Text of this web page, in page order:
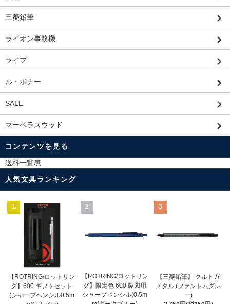
三菱鉛筆
ライオン事務機
ライフ
ル・ボナー
SALE
マーベラスウッド
コンテンツを見る
送料一覧表
人気文具ランキング
1
【ROTRING/ロットリン
グ】600 ギフトセット
(シャープペンシル0.5m
2
【ROTRING/ロットリン
グ】限定色 600 製図用
シャープペンシル(0.5m
3
【三菱鉛筆】 クルトガ
メタル (ファントムグレ
ー)